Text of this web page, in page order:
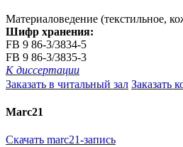
Материаловедение (текстильное,
Шифр хранения:
FB 9 86-3/3834-5
FB 9 86-3/3835-3
К диссертации
Заказать в читальный зал Заказать
Marc21
Скачать marc21-запись